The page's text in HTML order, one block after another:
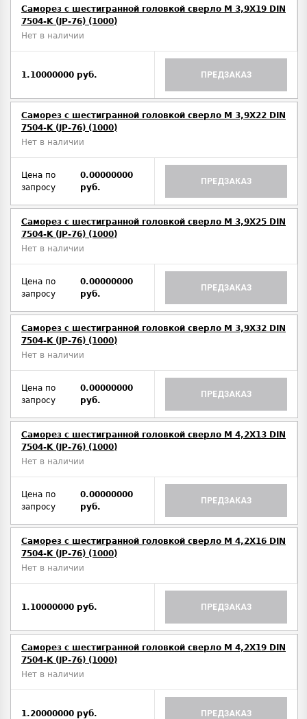
Саморез с шестигранной головкой сверло М 3,9Х19 DIN
7504-K (JP-76) (1000)
Нет в наличии
1.10000000 руб. ПРЕДЗАКАЗ
Саморез с шестигранной головкой сверло М 3,9Х22 DIN
7504-K (JP-76) (1000)
Нет в наличии
Цена по
запросу
0.00000000
руб.
ПРЕДЗАКАЗ
Саморез с шестигранной головкой сверло М 3,9Х25 DIN
7504-K (JP-76) (1000)
Нет в наличии
Цена по
запросу
0.00000000
руб.
ПРЕДЗАКАЗ
Саморез с шестигранной головкой сверло М 3,9Х32 DIN
7504-K (JP-76) (1000)
Нет в наличии
Цена по
запросу
0.00000000
руб.
ПРЕДЗАКАЗ
Саморез с шестигранной головкой сверло М 4,2Х13 DIN
7504-K (JP-76) (1000)
Нет в наличии
Цена по
запросу
0.00000000
руб.
ПРЕДЗАКАЗ
Саморез с шестигранной головкой сверло М 4,2Х16 DIN
7504-K (JP-76) (1000)
Нет в наличии
1.10000000 руб. ПРЕДЗАКАЗ
Саморез с шестигранной головкой сверло М 4,2Х19 DIN
7504-K (JP-76) (1000)
Нет в наличии
1.20000000 руб. ПРЕДЗАКАЗ